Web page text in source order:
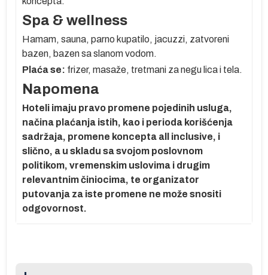
Spa & wellness
Hamam, sauna, parno kupatilo, jacuzzi, zatvoreni
bazen, bazen sa slanom vodom.
Plaća se: frizer, masaže, tretmani za negu lica i tela.
Napomena
Hoteli imaju pravo promene pojedinih usluga,
načina plaćanja istih, kao i perioda korišćenja
sadržaja, promene koncepta all inclusive, i
slično, a u skladu sa svojom poslovnom
politikom, vremenskim uslovima i drugim
relevantnim činiocima, te organizator
putovanja za iste promene ne može snositi
odgovornost.